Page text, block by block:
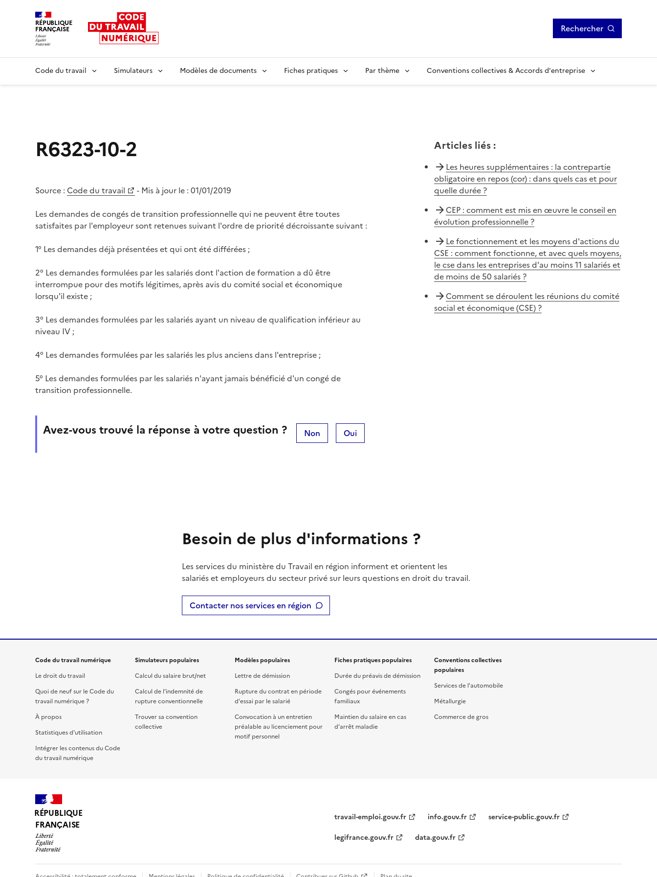
RÉPUBLIQUE
FRANÇAISE Rechercher
Code du travail Simulateurs Modèles de documents Fiches pratiques Par thème Conventions collectives & Accords d'entreprise
R6323-10-2
Source : Code du travail - Mis à jour le : 01/01/2019
Les demandes de congés de transition professionnelle qui ne peuvent être toutes
satisfaites par l'employeur sont retenues suivant l'ordre de priorité décroissante suivant :
1° Les demandes déjà présentées et qui ont été différées ;
2° Les demandes formulées par les salariés dont l'action de formation a dû être
interrompue pour des motifs légitimes, après avis du comité social et économique
lorsqu'il existe ;
3° Les demandes formulées par les salariés ayant un niveau de qualification inférieur au
niveau IV ;
4° Les demandes formulées par les salariés les plus anciens dans l'entreprise ;
5° Les demandes formulées par les salariés n'ayant jamais bénéficié d'un congé de
transition professionnelle.
Avez-vous trouvé la réponse à votre question ? Non Oui
Articles liés:
Les heures supplémentaires : la contrepartie
obligatoire en repos (cor) : dans quels cas et pour
quelle durée ?
CEP : comment est mis en œuvre le conseil en
évolution professionnelle ?
Le fonctionnement et les moyens d'actions du
CSE : comment fonctionne, et avec quels moyens,
le cse dans les entreprises d'au moins 11 salariés et
de moins de 50 salariés ?
Comment se déroulent les réunions du comité
social et économique (CSE) ?
Besoin de plus d'informations ?
Les services du ministère du Travail en région informent et orientent les
salariés et employeurs du secteur privé sur leurs questions en droit du travail.
Contacter nos services en région
Code du travail numérique
Le droit du travail
Quoi de neuf sur le Code du
travail numérique ?
À propos
Statistiques d'utilisation
Intégrer les contenus du Code
du travail numérique
Simulateurs populaires
Calcul du salaire brut/net
Calcul de l'indemnité de
rupture conventionnelle
Trouver sa convention
collective
Modèles populaires
Lettre de démission
Rupture du contrat en période
d'essai par le salarié
Convocation à un entretien
préalable au licenciement pour
motif personnel
Fiches pratiques populaires
Durée du préavis de démission
Congés pour événements
familiaux
Maintien du salaire en cas
d'arrêt maladie
Conventions collectives
populaires
Services de l'automobile
Métallurgie
Commerce de gros
RÉPUBLIQUE
FRANÇAISE
travail-emploi.gouv.fr info.gouv.fr
service-public.gouv.fr
legifrance.gouv.fr
data.gouv.fr